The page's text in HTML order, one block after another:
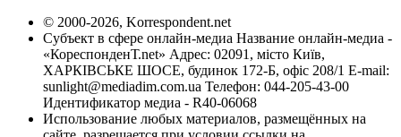
© 2000-2026, Korrespondent.net
Субъект в сфере онлайн-медиа Название онлайн-медиа -
«КореспонденТ.net» Адрес: 02091, місто Київ,
ХАРКІВСЬКЕ ШОСЕ, будинок 172-Б, офіс 208/1 E-mail:
sunlight@mediadim.com.ua Телефон: 044-205-43-00
Идентификатор медиа - R40-06068
Использование любых материалов, размещённых на